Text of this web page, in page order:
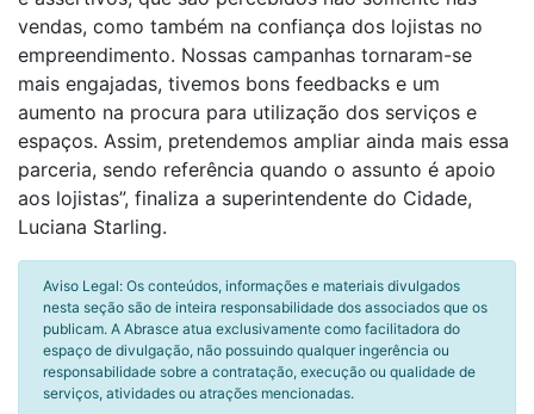
vendas, como também na confiança dos lojistas no
empreendimento. Nossas campanhas tornaram-se
mais engajadas, tivemos bons feedbacks e um
aumento na procura para utilização dos serviços e
espaços. Assim, pretendemos ampliar ainda mais essa
parceria, sendo referência quando o assunto é apoio
aos lojistas”, finaliza a superintendente do Cidade,
Luciana Starling.
Aviso Legal: Os conteúdos, informações e materiais divulgados
nesta seção são de inteira responsabilidade dos associados que os
publicam. A Abrasce atua exclusivamente como facilitadora do
espaço de divulgação, não possuindo qualquer ingerência ou
responsabilidade sobre a contratação, execução ou qualidade de
serviços, atividades ou atrações mencionadas.